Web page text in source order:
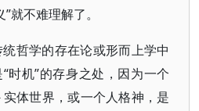
就不难理解了。
哲学的存在论或形而上学中
时机”的存身之处，因为一个
体世界，或一个人格神，是